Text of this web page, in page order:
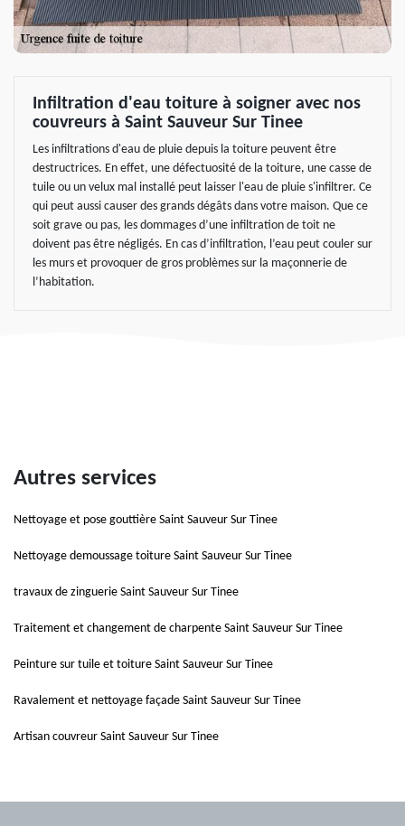
Infiltration d'eau toiture à soigner avec nos
couvreurs à Saint Sauveur Sur Tinee
Les infiltrations d'eau de pluie depuis la toiture peuvent être
destructrices. En effet, une défectuosité de la toiture, une casse de
tuile ou un velux mal installé peut laisser l'eau de pluie s'infiltrer. Ce
qui peut aussi causer des grands dégâts dans votre maison. Que ce
soit grave ou pas, les dommages d’une infiltration de toit ne
doivent pas être négligés. En cas d’infiltration, l’eau peut couler sur
les murs et provoquer de gros problèmes sur la maçonnerie de
l’habitation.
Autres services
Nettoyage et pose gouttière Saint Sauveur Sur Tinee
Nettoyage demoussage toiture Saint Sauveur Sur Tinee
travaux de zinguerie Saint Sauveur Sur Tinee
Traitement et changement de charpente Saint Sauveur Sur Tinee
Peinture sur tuile et toiture Saint Sauveur Sur Tinee
Ravalement et nettoyage façade Saint Sauveur Sur Tinee
Artisan couvreur Saint Sauveur Sur Tinee